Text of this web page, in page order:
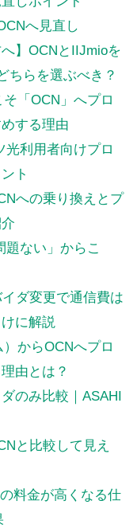
へ見直し
】OCNとIIJmioを
ちらを選ぶべき？
「OCN」へプロ
する理由
光利用者向けプロ
ト
への乗り換えとプ
題ない」からこ
ダ変更で通信費は
に解説
からOCNへプロ
由とは？
のみ比較｜ASAHI
と比較して見え
料金が高くなる仕